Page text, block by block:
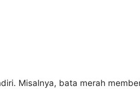
Misalnya, bata merah